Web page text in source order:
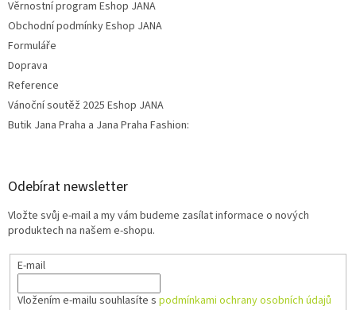
Věrnostní program Eshop JANA
Obchodní podmínky Eshop JANA
Formuláře
Doprava
Reference
Vánoční soutěž 2025 Eshop JANA
Butik Jana Praha a Jana Praha Fashion:
Odebírat newsletter
Vložte svůj e-mail a my vám budeme zasílat informace o nových
produktech na našem e-shopu.
E-mail
Vložením e-mailu souhlasíte s podmínkami ochrany osobních údajů